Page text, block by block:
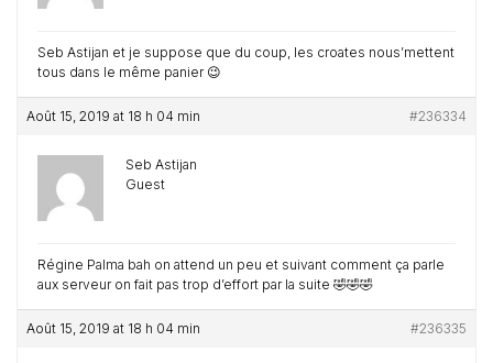
Seb Astijan et je suppose que du coup, les croates nous’mettent
tous dans le même panier 😉
Août 15, 2019 at 18 h 04 min #236334
Seb Astijan
Guest
Régine Palma bah on attend un peu et suivant comment ça parle
aux serveur on fait pas trop d’effort par la suite 🤣🤣🤣
Août 15, 2019 at 18 h 04 min #236335